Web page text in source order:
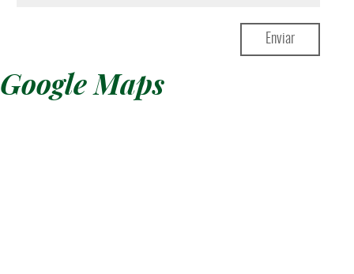
Google Maps